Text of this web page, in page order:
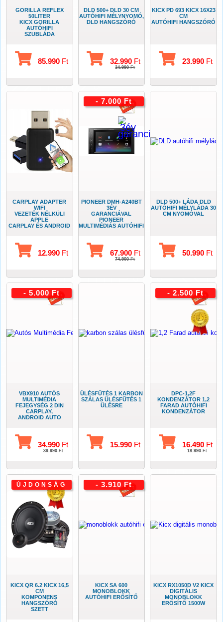
GORILLA REFLEX
50LITER
KICX GORILLA
AUTÓHIFI
SZUBLÁDA
85.990 Ft
DLD 500+ DLD 30 CM
AUTÓHIFI MÉLYNYOMÓ,
DLD HANGSZÓRÓ
32.990Ft
34.990Ft
KICX PD 693 KICX 16X23
CM
AUTÓHIFI HANGSZÓRÓ
23.990Ft
CARPLAY ADAPTER
WIFI
VEZETÉK NÉLKÜLI
APPLE
CARPLAY ÉS ANDROID
12.990 Ft
PIONEER DMH-A240BT
3ÉV
GARANCIÁVAL
PIONEER
MULTIMÉDIÁS AUTÓHIFI
67.900Ft
74.900Ft
- 7.000 Ft
DLD 500+ LÁDA DLD
AUTÓHIFI MÉLYLÁDA 30
CM NYOMÓVAL
50.990Ft
VBX910 AUTÓS
MULTIMÉDIA
FEJEGYSÉG 2 DIN
CARPLAY,
ANDROID AUTO
34.990 Ft
39.990Ft
- 5.000 Ft
ÜLÉSFŰTÉS 1 KARBON
SZÁLAS ÜLÉSFŰTÉS 1
ÜLÉSRE
15.990Ft
DPC-1,2F
KONDENZÁTOR 1,2
FARAD AUTÓHIFI
KONDENZÁTOR
16.490Ft
18.990Ft
- 2.500 Ft
KICX QR 6.2 KICX 16,5
CM
KOMPONENS
HANGSZÓRÓ
SZETT
ÚJDONSÁG
KICX SA 600
MONOBLOKK
AUTÓHIFI ERŐSÍTŐ
- 3.910 Ft
KICX RX1050D V2 KICX
DIGITÁLIS
MONOBLOKK
ERŐSÍTŐ 1500W